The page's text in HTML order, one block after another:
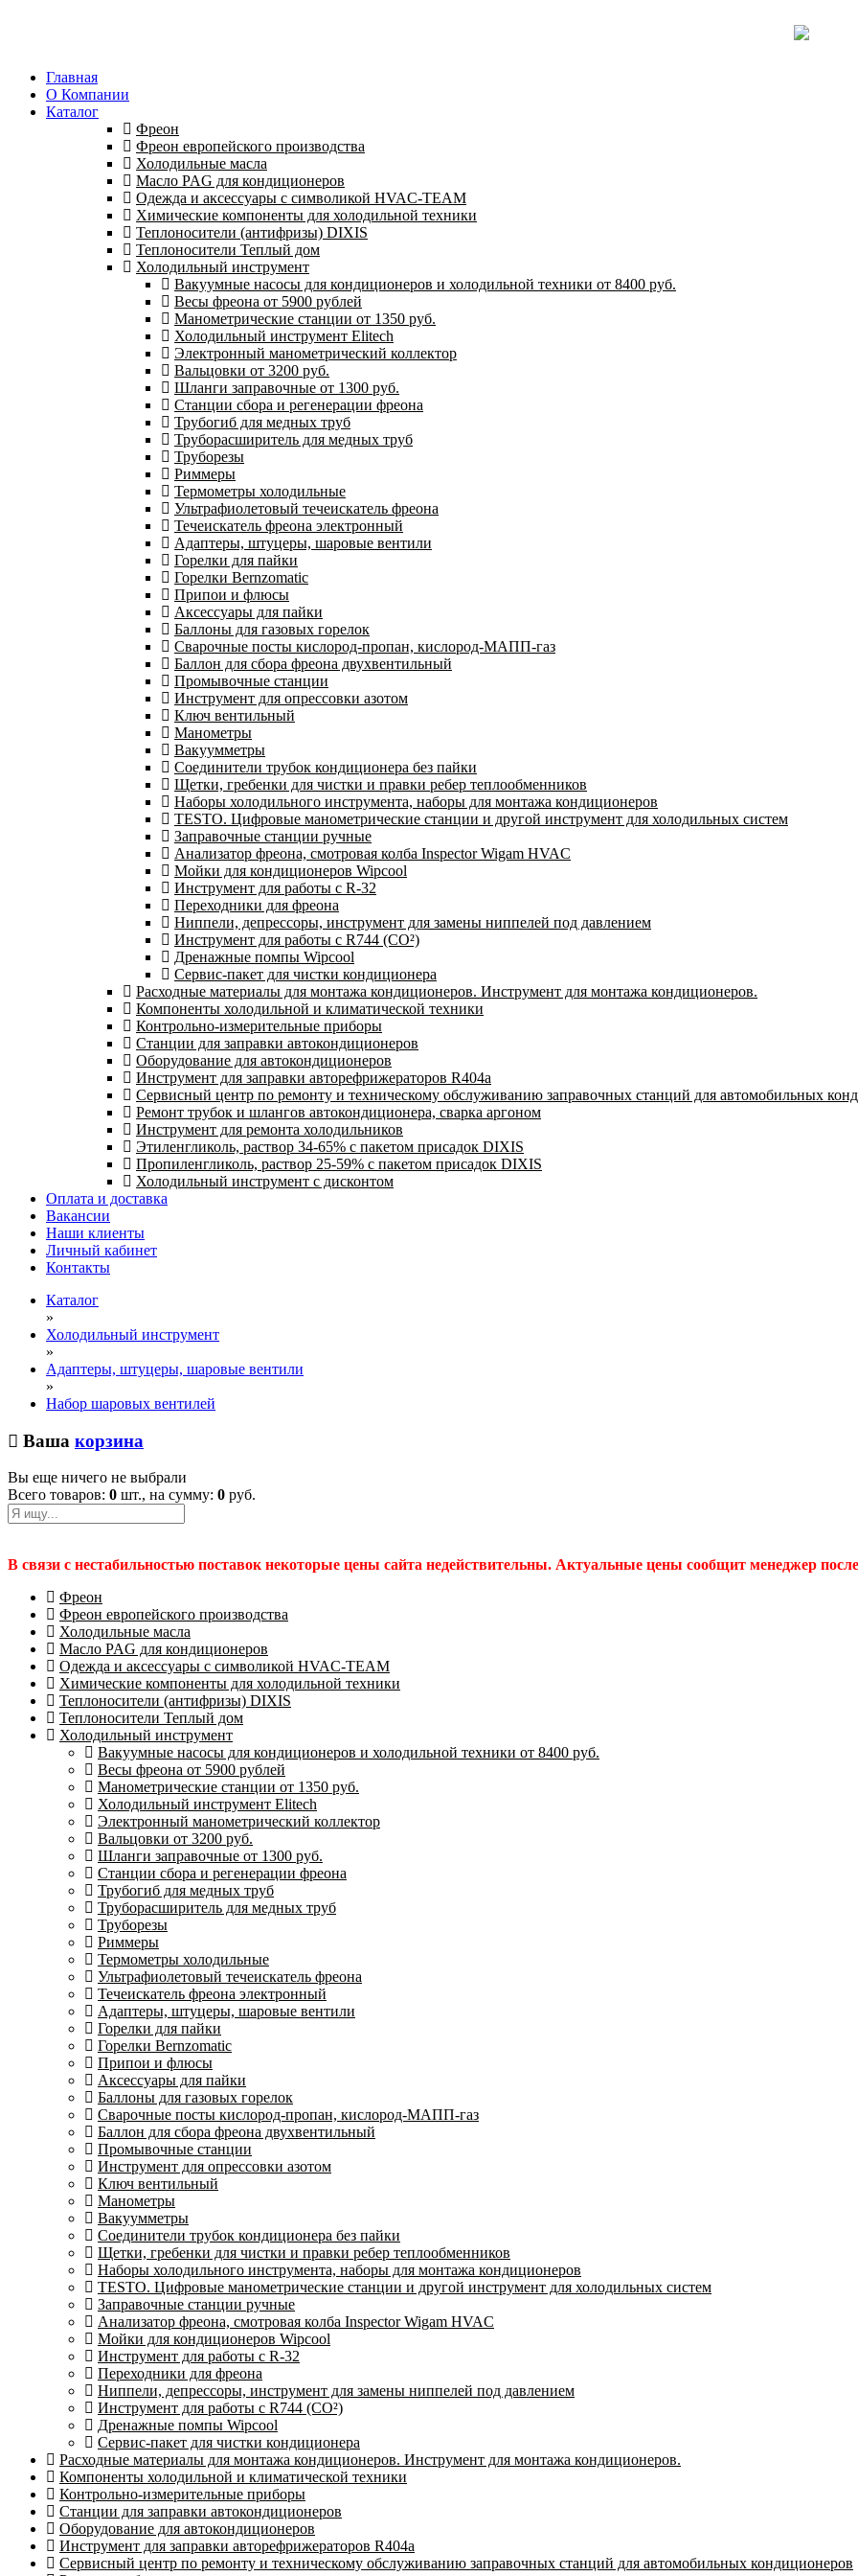
Главная
О Компании
Каталог
Фреон
Фреон европейского производства
Холодильные масла
Масло PAG для кондиционеров
Одежда и аксессуары с символикой HVAC-TEAM
Химические компоненты для холодильной техники
Теплоносители (антифризы) DIXIS
Теплоносители Теплый дом
Холодильный инструмент
Вакуумные насосы для кондиционеров и холодильной техники от 8400 руб.
Весы фреона от 5900 рублей
Манометрические станции от 1350 руб.
Холодильный инструмент Elitech
Электронный манометрический коллектор
Вальцовки от 3200 руб.
Шланги заправочные от 1300 руб.
Станции сбора и регенерации фреона
Трубогиб для медных труб
Труборасширитель для медных труб
Труборезы
Риммеры
Термометры холодильные
Ультрафиолетовый течеискатель фреона
Течеискатель фреона электронный
Адаптеры, штуцеры, шаровые вентили
Горелки для пайки
Горелки Bernzomatic
Припои и флюсы
Аксессуары для пайки
Баллоны для газовых горелок
Сварочные посты кислород-пропан, кислород-МАПП-газ
Баллон для сбора фреона двухвентильный
Промывочные станции
Инструмент для опрессовки азотом
Ключ вентильный
Манометры
Вакуумметры
Соединители трубок кондиционера без пайки
Щетки, гребенки для чистки и правки ребер теплообменников
Наборы холодильного инструмента, наборы для монтажа кондиционеров
TESTO. Цифровые манометрические станции и другой инструмент для холодильных систем
Заправочные станции ручные
Анализатор фреона, смотровая колба Inspector Wigam HVAC
Мойки для кондиционеров Wipcool
Инструмент для работы с R-32
Переходники для фреона
Ниппели, депрессоры, инструмент для замены ниппелей под давлением
Инструмент для работы с R744 (CO²)
Дренажные помпы Wipcool
Сервис-пакет для чистки кондиционера
Расходные материалы для монтажа кондиционеров. Инструмент для монтажа кондиционеров.
Компоненты холодильной и климатической техники
Контрольно-измерительные приборы
Станции для заправки автокондиционеров
Оборудование для автокондиционеров
Инструмент для заправки авторефрижераторов R404a
Сервисный центр по ремонту и техническому обслуживанию заправочных станций для автомобильных
Ремонт трубок и шлангов автокондиционера, сварка аргоном
Инструмент для ремонта холодильников
Этиленгликоль, раствор 34-65% с пакетом присадок DIXIS
Пропиленгликоль, раствор 25-59% с пакетом присадок DIXIS
Холодильный инструмент с дисконтом
Оплата и доставка
Вакансии
Наши клиенты
Личный кабинет
Контакты
Каталог
»
Холодильный инструмент
»
Адаптеры, штуцеры, шаровые вентили
»
Набор шаровых вентилей
Ваша корзина
Вы еще ничего не выбрали
Всего товаров: 0 шт., на сумму: 0 руб.
В связи с нестабильностью поставок некоторые цены сайта недействительны. Актуальные цены сообщит менеджер
Фреон
Фреон европейского производства
Холодильные масла
Масло PAG для кондиционеров
Одежда и аксессуары с символикой HVAC-TEAM
Химические компоненты для холодильной техники
Теплоносители (антифризы) DIXIS
Теплоносители Теплый дом
Холодильный инструмент
Вакуумные насосы для кондиционеров и холодильной техники от 8400 руб.
Весы фреона от 5900 рублей
Манометрические станции от 1350 руб.
Холодильный инструмент Elitech
Электронный манометрический коллектор
Вальцовки от 3200 руб.
Шланги заправочные от 1300 руб.
Станции сбора и регенерации фреона
Трубогиб для медных труб
Труборасширитель для медных труб
Труборезы
Риммеры
Термометры холодильные
Ультрафиолетовый течеискатель фреона
Течеискатель фреона электронный
Адаптеры, штуцеры, шаровые вентили
Горелки для пайки
Горелки Bernzomatic
Припои и флюсы
Аксессуары для пайки
Баллоны для газовых горелок
Сварочные посты кислород-пропан, кислород-МАПП-газ
Баллон для сбора фреона двухвентильный
Промывочные станции
Инструмент для опрессовки азотом
Ключ вентильный
Манометры
Вакуумметры
Соединители трубок кондиционера без пайки
Щетки, гребенки для чистки и правки ребер теплообменников
Наборы холодильного инструмента, наборы для монтажа кондиционеров
TESTO. Цифровые манометрические станции и другой инструмент для холодильных систем
Заправочные станции ручные
Анализатор фреона, смотровая колба Inspector Wigam HVAC
Мойки для кондиционеров Wipcool
Инструмент для работы с R-32
Переходники для фреона
Ниппели, депрессоры, инструмент для замены ниппелей под давлением
Инструмент для работы с R744 (CO²)
Дренажные помпы Wipcool
Сервис-пакет для чистки кондиционера
Расходные материалы для монтажа кондиционеров. Инструмент для монтажа кондиционеров.
Компоненты холодильной и климатической техники
Контрольно-измерительные приборы
Станции для заправки автокондиционеров
Оборудование для автокондиционеров
Инструмент для заправки авторефрижераторов R404a
Сервисный центр по ремонту и техническому обслуживанию заправочных станций для автомобильных кондиционеров